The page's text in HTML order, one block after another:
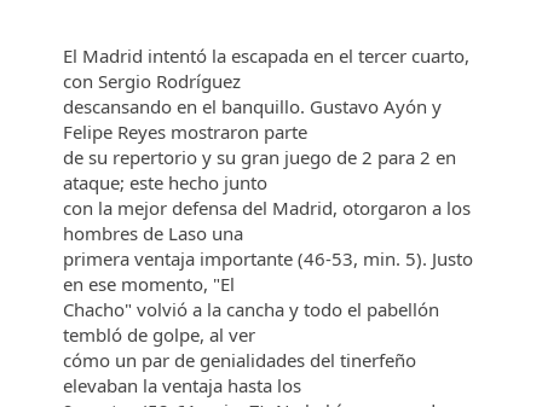
El Madrid intentó la escapada en el tercer cuarto,
con Sergio Rodríguez
descansando en el banquillo. Gustavo Ayón y
Felipe Reyes mostraron parte
de su repertorio y su gran juego de 2 para 2 en
ataque; este hecho junto
con la mejor defensa del Madrid, otorgaron a los
hombres de Laso una
primera ventaja importante (46-53, min. 5). Justo
en ese momento, "El
Chacho" volvió a la cancha y todo el pabellón
tembló de golpe, al ver
cómo un par de genialidades del tinerfeño
elevaban la ventaja hasta los